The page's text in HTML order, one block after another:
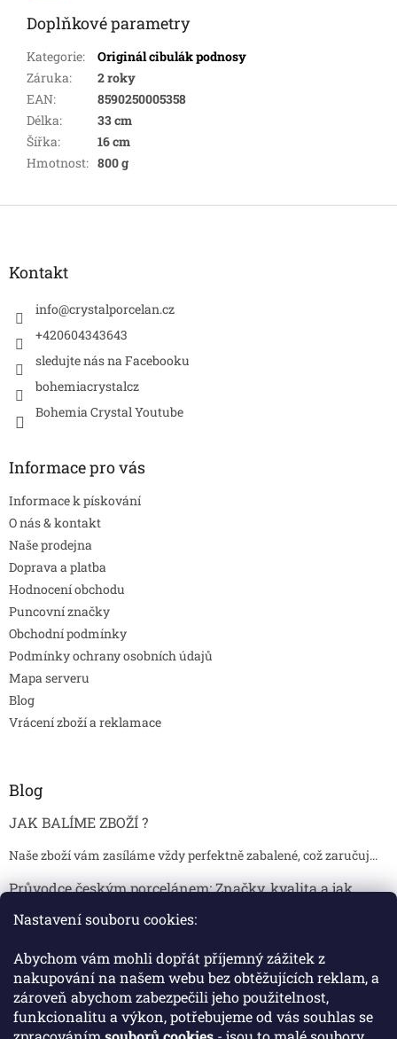
Nastavení souboru cookies:
Abychom vám mohli dopřát příjemný zážitek z
nakupování na našem webu bez obtěžujících reklam, a
zároveň abychom zabezpečili jeho použitelnost,
funkcionalitu a výkon, potřebujeme od vás souhlas se
Doplňkové parametry
Kategorie:
Originál cibulák podnosy
Záruka:
2 roky
EAN:
8590250005358
Délka:
33 cm
Šířka:
16 cm
Hmotnost: 800 g
Z
Kontakt
info@crystalporcelan.cz
+420604343643
sledujte nás na Facebooku
bohemiacrystalcz
Bohemia Crystal Youtube
Informace pro vás
Informace k pískování
O nás & kontakt
Naše prodejna
Doprava a platba
Hodnocení obchodu
Puncovní značky
Obchodní podmínky
Podmínky ochrany osobních údajů
Mapa serveru
Blog
Vrácení zboží a reklamace
Blog
JAK BALÍME ZBOŽÍ ?
Naše zboží vám zasíláme vždy perfektně zabalené, což zaručuj...
Průvodce českým porcelánem: Značky, kvalita a jak
Jak skladovat broušené sklenice, aby se nepoškodily?
Broušené sklenice jsou symbolem elegance, tradice a luxusu. ...